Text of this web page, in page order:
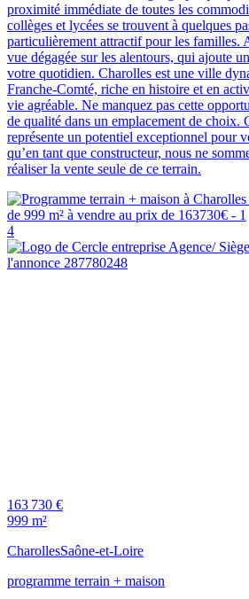
proximité immédiate de toutes les
collèges et lycées se trouvent à quelques
particulièrement attractif pour les familles.
vue dégagée sur les alentours, qui ajoute
votre quotidien. Charolles est une ville
Franche-Comté, riche en histoire et en
vie agréable. Ne manquez pas cette
de qualité dans un emplacement de choix.
représente un potentiel exceptionnel pour
qu’en tant que constructeur, nous ne
réaliser la vente seule de ce terrain.
4
163 730 €
999 m²
CharollesSaône-et-Loire
programme terrain + maison